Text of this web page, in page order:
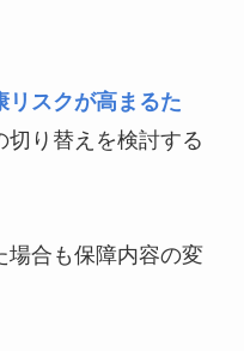
リスクが高まるた
切り替えを検討する
場合も保障内容の変